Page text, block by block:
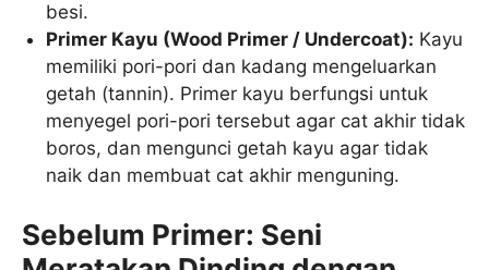
besi.
Primer Kayu (Wood Primer / Undercoat): Kayu
memiliki pori-pori dan kadang mengeluarkan
getah (tannin). Primer kayu berfungsi untuk
menyegel pori-pori tersebut agar cat akhir tidak
boros, dan mengunci getah kayu agar tidak
naik dan membuat cat akhir menguning.
Sebelum Primer: Seni